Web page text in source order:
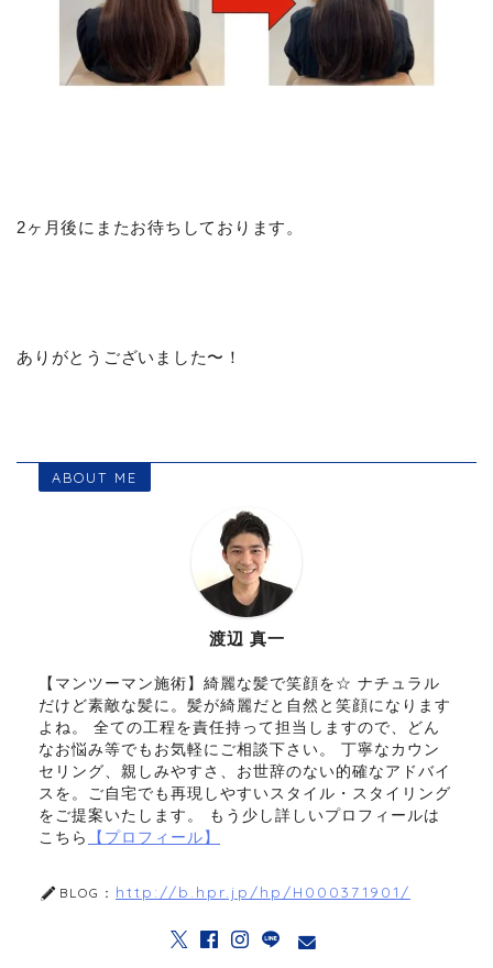
2ヶ月後にまたお待ちしております。
ありがとうございました〜！
ABOUT ME
渡辺 真一
【マンツーマン施術】綺麗な髪で笑顔を☆ ナチュラル
だけど素敵な髪に。髪が綺麗だと自然と笑顔になります
よね。 全ての工程を責任持って担当しますので、どん
なお悩み等でもお気軽にご相談下さい。 丁寧なカウン
セリング、親しみやすさ、お世辞のない的確なアドバイ
スを。ご自宅でも再現しやすいスタイル・スタイリング
をご提案いたします。 もう少し詳しいプロフィールは
こちら
【プロフィール】
BLOG： http://b.hpr.jp/hp/H000371901/